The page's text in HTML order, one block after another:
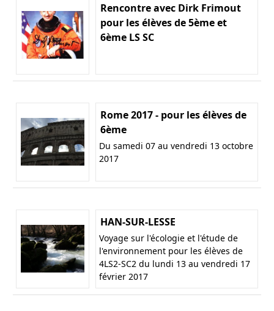
Rencontre avec Dirk Frimout
pour les élèves de 5ème et
6ème LS SC
Rome 2017 - pour les élèves de
6ème
Du samedi 07 au vendredi 13 octobre
2017
HAN-SUR-LESSE
Voyage sur l'écologie et l'étude de
l'environnement pour les élèves de
4LS2-SC2 du lundi 13 au vendredi 17
février 2017